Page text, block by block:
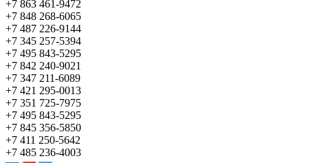
+7 863 461-9472
+7 848 268-6065
+7 487 226-9144
+7 345 257-5394
+7 495 843-5295
+7 842 240-9021
+7 347 211-6089
+7 421 295-0013
+7 351 725-7975
+7 495 843-5295
+7 845 356-5850
+7 411 250-5642
+7 485 236-4003